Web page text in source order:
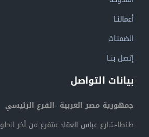
أعمالنــا
الضمنـات
إتصل بنــا
بيانات التواصل
جمهورية مصر العربية -الفرع الرئيسي
طنطا-شارع عباس العقاد متفرع من أخر الحلو